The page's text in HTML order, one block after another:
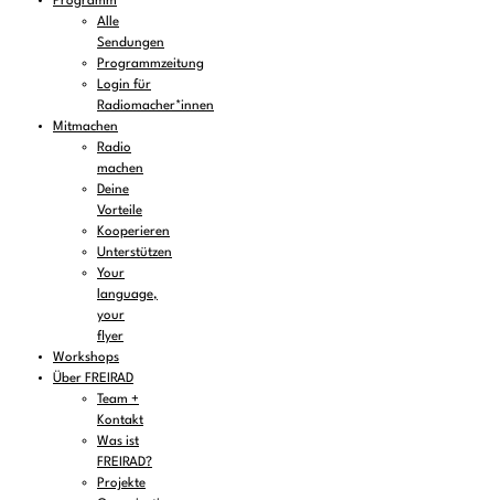
Alle
Sendungen
Programmzeitung
Login für
Radiomacher*innen
Mitmachen
Radio
machen
Deine
Vorteile
Kooperieren
Unterstützen
Your
language,
your
flyer
Workshops
Über FREIRAD
Team +
Kontakt
Was ist
FREIRAD?
Projekte